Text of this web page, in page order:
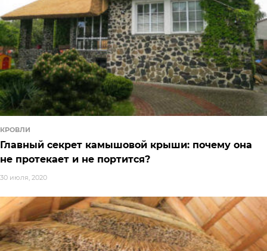
КРОВЛИ
Главный секрет камышовой крыши: почему она
не протекает и не портится?
30 июля, 2020